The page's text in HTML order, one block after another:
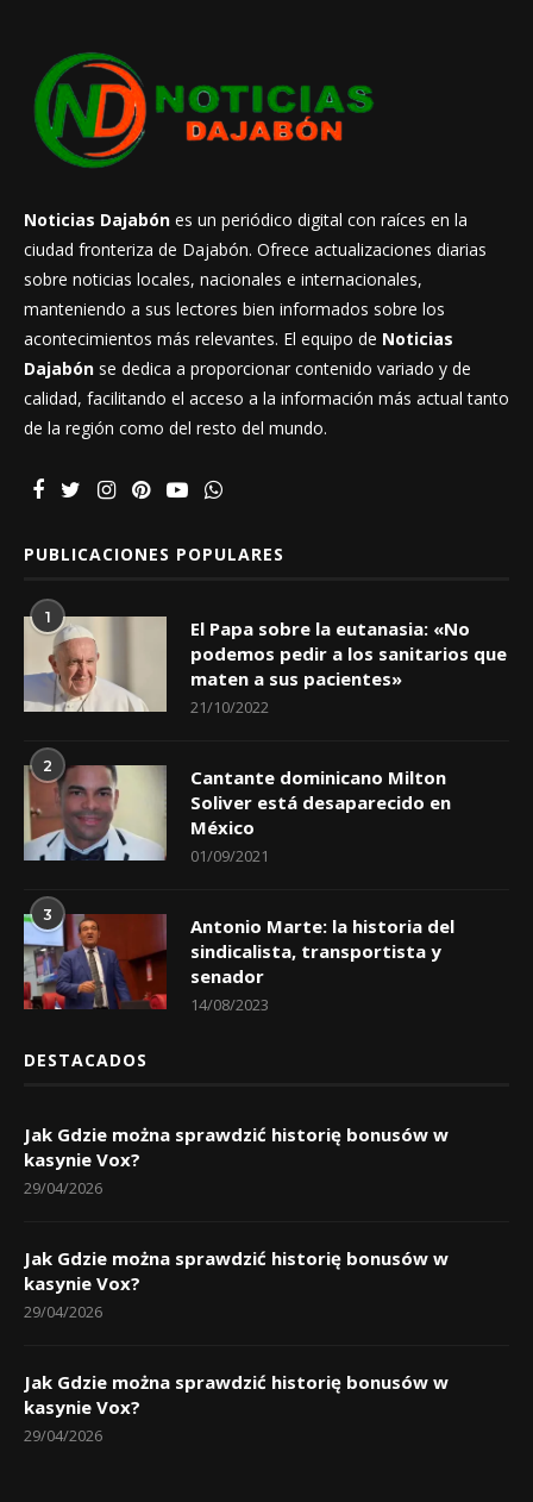
Noticias Dajabón es un periódico digital con raíces en la
ciudad fronteriza de Dajabón. Ofrece actualizaciones diarias
sobre noticias locales, nacionales e internacionales,
manteniendo a sus lectores bien informados sobre los
acontecimientos más relevantes. El equipo de Noticias
Dajabón se dedica a proporcionar contenido variado y de
calidad, facilitando el acceso a la información más actual tanto
de la región como del resto del mundo.
PUBLICACIONES POPULARES
1
El Papa sobre la eutanasia: «No
podemos pedir a los sanitarios que
maten a sus pacientes»
21/10/2022
2
Cantante dominicano Milton
Soliver está desaparecido en
México
01/09/2021
3
Antonio Marte: la historia del
sindicalista, transportista y
senador
14/08/2023
DESTACADOS
Jak Gdzie można sprawdzić historię bonusów w
kasynie Vox?
29/04/2026
Jak Gdzie można sprawdzić historię bonusów w
kasynie Vox?
29/04/2026
Jak Gdzie można sprawdzić historię bonusów w
kasynie Vox?
29/04/2026